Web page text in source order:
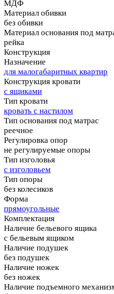
МДФ
Материал обивки
без обивки
Материал основания под
рейка
Конструкция
Назначение
для малогабаритных квартир
Конструкция кровати
с ящиками
Тип кровати
кровать с настилом
Тип основания под матрас
реечное
Регулировка опор
не регулируемые опоры
Тип изголовья
с изголовьем
Тип опоры
без колесиков
Форма
прямоугольные
Комплектация
Наличие бельевого ящика
с бельевым ящиком
Наличие подушек
без подушек
Наличие ножек
без ножек
Наличие подъемного